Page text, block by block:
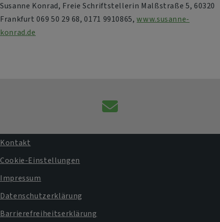
Susanne Konrad, Freie Schriftstellerin Malßstraße 5, 60320
Frankfurt 069 50 29 68, 0171 9910865,www.susanne-
konrad.de
Kontaktformular
Fußbereichsmenü
Kontakt
Cookie-Einstellungen
Impressum
Datenschutzerklärung
Barrierefreiheitserklärung